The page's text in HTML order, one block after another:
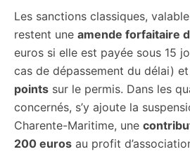
Les sanctions classiques,
restent une amende forfaitaire
euros si elle est payée sous 15
cas de dépassement du délai) et
points sur le permis. Dans les
concernés, s’y ajoute la
Charente-Maritime, une
200 euros au profit